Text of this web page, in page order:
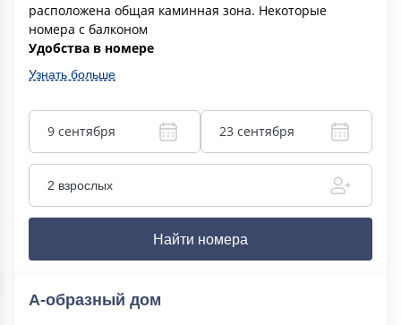
расположена общая каминная зона. Некоторые
номера с балконом
Удобства в номере
Узнать больше
9 сентября 23 сентября
2 взрослых
Найти номера
А-образный дом